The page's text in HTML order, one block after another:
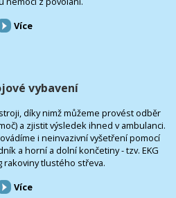
Více
vybavení
díky nimž můžeme provést odběr
a zjistit výsledek ihned v ambulanci.
i neinvazivní vyšetření pomocí
a horní a dolní končetiny - tzv. EKG
tlustého střeva.
Více